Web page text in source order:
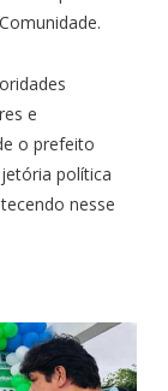
e
o prefeito
política
nesse